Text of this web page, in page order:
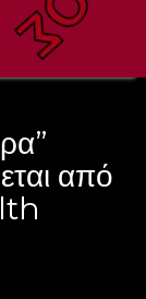
από